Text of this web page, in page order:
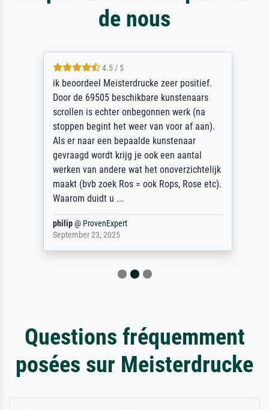
de nous
4.5 / 5
ik beoordeel Meisterdrucke zeer positief.
Door de 69505 beschikbare kunstenaars
scrollen is echter onbegonnen werk (na
stoppen begint het weer van voor af aan).
Als er naar een bepaalde kunstenaar
gevraagd wordt krijg je ook een aantal
werken van andere wat het onoverzichtelijk
maakt (bvb zoek Ros = ook Rops, Rose etc).
Waarom duidt u ...
philip@ProvenExpert
September 23, 2025
Questions fréquemment
posées sur Meisterdrucke